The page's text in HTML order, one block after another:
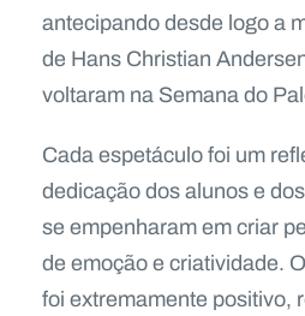
antecipando desde logo a
de Hans Christian
voltaram na Semana do
Cada espetáculo foi um
dedicação dos alunos e
se empenharam em criar
de emoção e criatividade.
foi extremamente positivo,